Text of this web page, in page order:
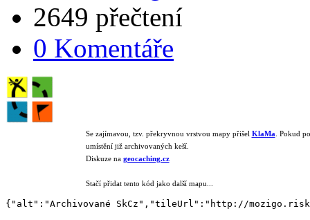
2649 přečtení
0 Komentáře
Se zajímavou, tzv. překryvnou vrstvou mapy přišel KlaMa. Pokud
umístění již archivovaných keší.
Diskuze na geocaching.cz
Stačí přidat tento kód jako další mapu...
{"alt":"Archivované SkCz","tileUrl":"http://